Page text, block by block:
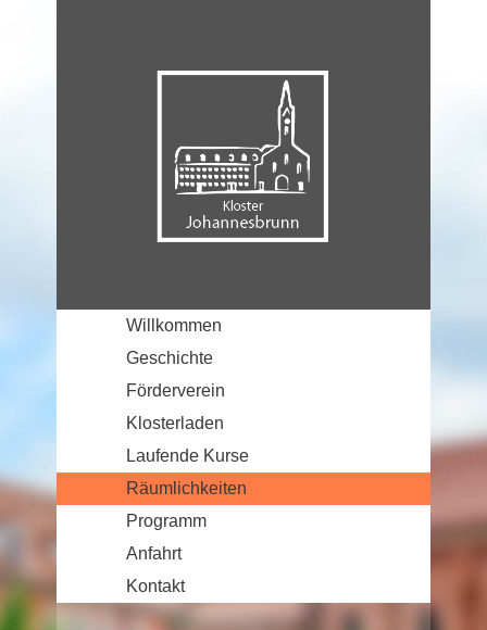
Willkommen
Geschichte
Förderverein
Klosterladen
Laufende Kurse
Räumlichkeiten
Programm
Anfahrt
Kontakt